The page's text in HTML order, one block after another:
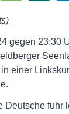
gegen 23:30
einer
Deutsche fuhr